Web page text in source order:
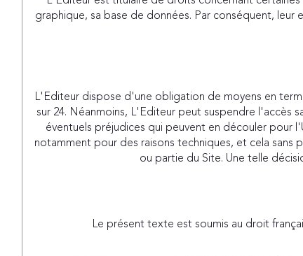
graphique, sa base de données. Par conséquent,
L'Editeur dispose d'une obligation de moyens en
sur 24. Néanmoins, L'Editeur peut suspendre l'accès
éventuels préjudices qui peuvent en découler
notamment pour des raisons techniques, et cela
ou partie du Site. Une telle
Le présent texte est soumis au droit